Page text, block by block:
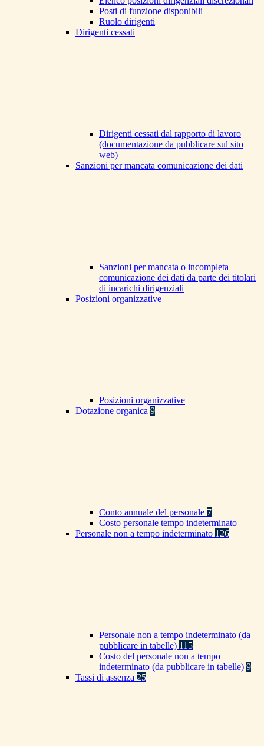
Posti di funzione disponibili
Ruolo dirigenti
Dirigenti cessati
Dirigenti cessati dal rapporto di lavoro
(documentazione da pubblicare sul sito
web)
Sanzioni per mancata comunicazione dei dati
Sanzioni per mancata o incompleta
comunicazione dei dati da parte dei titolari
di incarichi dirigenziali
Posizioni organizzative
Posizioni organizzative
Dotazione organica 9
Conto annuale del personale 7
Costo personale tempo indeterminato
Personale non a tempo indeterminato 126
Personale non a tempo indeterminato (da
pubblicare in tabelle) 115
Costo del personale non a tempo
indeterminato (da pubblicare in tabelle) 9
Tassi di assenza 25